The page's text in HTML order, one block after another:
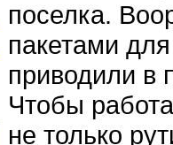
поселка.
пакетами
приводили в
Чтобы
не только